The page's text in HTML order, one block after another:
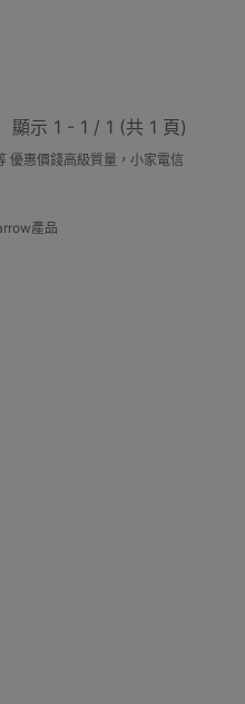
顯示 1 - 1 / 1 (共 1 頁)
優惠價錢高級質量，小家電信
產品